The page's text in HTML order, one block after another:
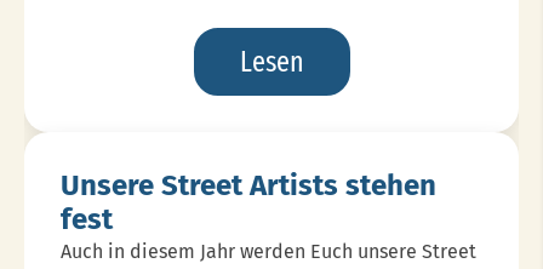
Lesen
After
Show
Unsere Street Artists stehen
fest
Auch in diesem Jahr werden Euch unsere Street